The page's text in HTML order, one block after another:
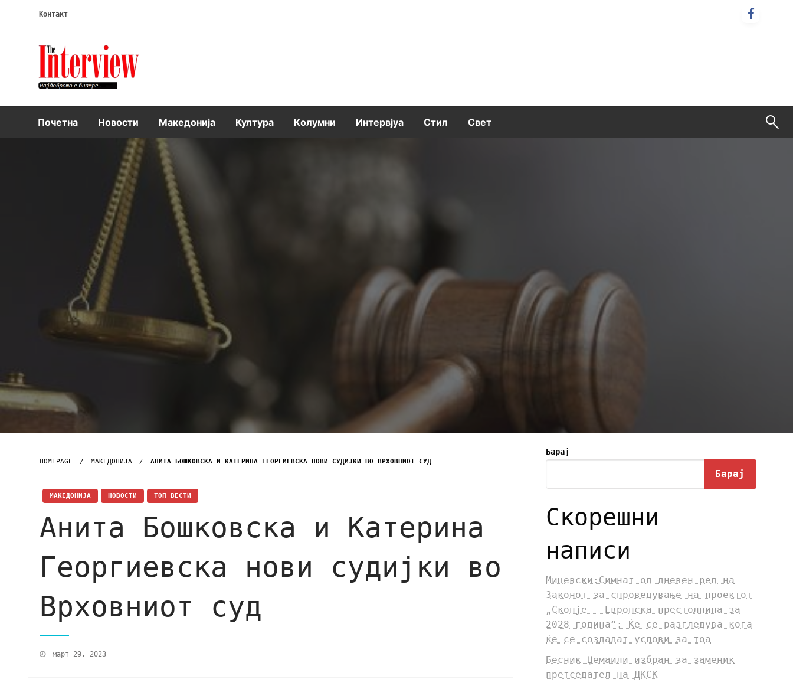
Контакт
Интервју
Почетна Новости Македонија Култура Kолумни Интервјуа Стил Свет
HOMEPAGE МАКЕДОНИЈА АНИТА БОШКОВСКА И КАТЕРИНА ГЕОРГИЕВСКА НОВИ СУДИЈКИ ВО ВРХОВНИОТ СУД
МАКЕДОНИЈА НОВОСТИ ТОП ВЕСТИ
Анита Бошковска и Катерина
Георгиевска нови судијки во
Врховниот суд
март 29, 2023
Барај
Барај
Скорешни
написи
Мицевски:Симнат од дневен ред на
Законот за спроведување на проектот
„Скопје – Европска престолнина за
2028 година“: Ќе се разгледува кога
ќе се создадат услови за тоа
Бесник Џемаили избран за заменик
претседател на ДКСК